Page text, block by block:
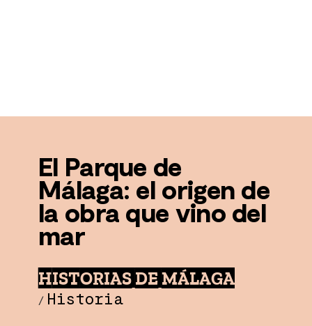
El Parque de
Málaga: el origen de
la obra que vino del
mar
HISTORIAS DE MÁLAGA
/ Historia